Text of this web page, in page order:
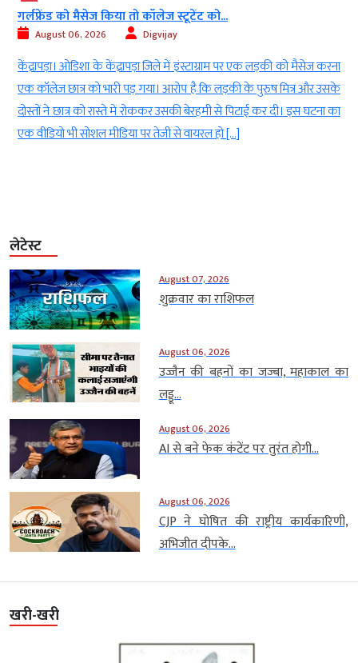
गर्लफ्रेंड को मैसेज किया तो कॉलेज स्टूटेंट को...
August 06, 2026 Digvijay
केंद्रापड़ा। ओडिशा के केंद्रापड़ा जिले में इंस्टाग्राम पर एक लड़की को मैसेज करना
एक कॉलेज छात्र को भारी पड़ गया। आरोप है कि लड़की के पुरुष मित्र और उसके
दोस्तों ने छात्र को रास्ते में रोककर उसकी बेरहमी से पिटाई कर दी। इस घटना का
एक वीडियो भी सोशल मीडिया पर तेजी से वायरल हो […]
लेटेस्ट
August 07, 2026
शुक्रवार का राशिफल
August 06, 2026
उज्जैन की बहनों का जज्बा, महाकाल का
लड्डू...
August 06, 2026
AI से बने फेक कंटेंट पर तुरंत होगी...
August 06, 2026
CJP ने घोषित की राष्ट्रीय कार्यकारिणी,
अभिजीत दीपके...
खरी-खरी